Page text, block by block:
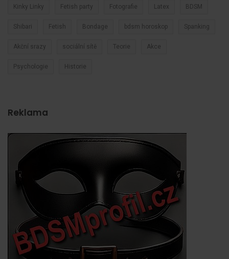
Kinky Linky Fetish party Fotografie Latex BDSM
Shibari Fetish Bondage bdsm horoskop Spanking
Akční srazy sociální sítě Teorie Akce
Psychologie Historie
Reklama